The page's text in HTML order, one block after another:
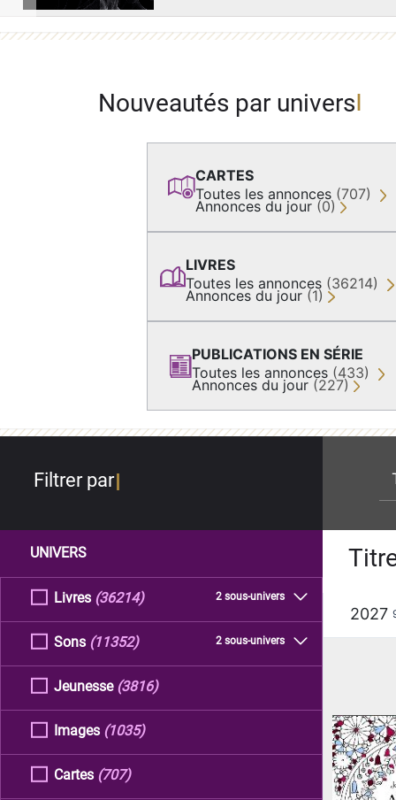
Nouveautés par univers
CARTES
Toutes les annonces (707)
Annonces du jour (0)
LIVRES
Toutes les annonces (36214)
Annonces du jour (1)
PUBLICATIONS EN SÉRIE
Toutes les annonces (433)
Annonces du jour (227)
Filtrer par
UNIVERS
Livres 2 sous-univers
(36214)
Sons 2 sous-univers
(11352)
Jeunesse (3816)
Images (1035)
Cartes (707)
2027